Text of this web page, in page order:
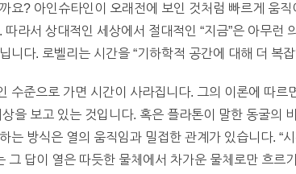
요? 아인슈타인이 오래전에 보인 것처럼 빠르게 움
라서 상대적인 세상에서 절대적인 “지금”은 아무런
니다. 로벨리는 시간을 “기하학적 공간에 대해 더 복
수준으로 가면 시간이 사라집니다. 그의 이론에 따르
을 보고 있는 것입니다. 혹은 플라톤이 말한 동굴의
는 방식은 열의 움직임과 밀접한 관계가 있습니다. “
그 답이 열은 따듯한 물체에서 차가운 물체로만 흐르